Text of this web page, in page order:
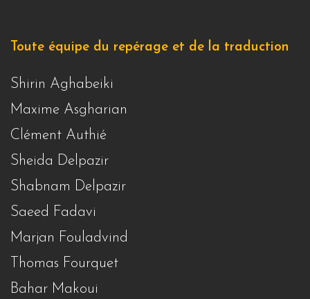
Toute équipe du repérage et de la traduction
Shirin Aghabeiki
Maxime Asgharian
Clément Authié
Sheida Delpazir
Shabnam Delpazir
Saeed Fadavi
Marjan Fouladvind
Thomas Fourquet
Bahar Makoui